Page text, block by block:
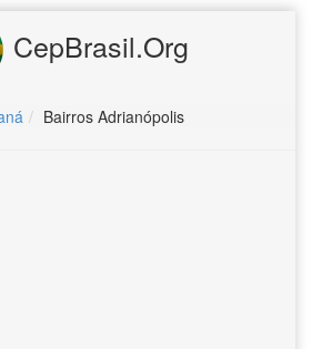
CepBrasil.Org
Bairros Adrianópolis